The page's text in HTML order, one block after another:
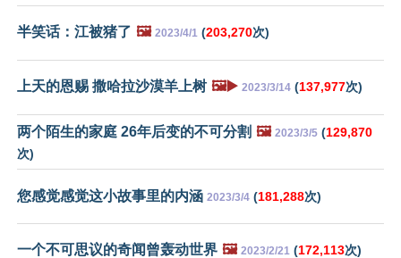
半笑话：江被猪了 🖼️ 2023/4/1 (203,270次)
上天的恩赐 撒哈拉沙漠羊上树 🖼️▶️ 2023/3/14 (137,977次)
两个陌生的家庭 26年后变的不可分割 🖼️ 2023/3/5 (129,870
次)
您感觉感觉这小故事里的内涵 2023/3/4 (181,288次)
一个不可思议的奇闻曾轰动世界 🖼️ 2023/2/21 (172,113次)